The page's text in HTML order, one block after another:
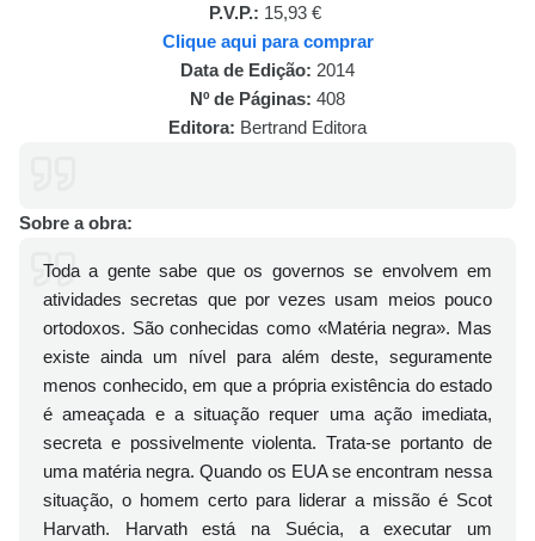
P.V.P.: 15,93 €
Clique aqui para comprar
Data de Edição: 2014
Nº de Páginas: 408
Editora: Bertrand Editora
Sobre a obra:
Toda a gente sabe que os governos se envolvem em
atividades secretas que por vezes usam meios pouco
ortodoxos. São conhecidas como «Matéria negra». Mas
existe ainda um nível para além deste, seguramente
menos conhecido, em que a própria existência do estado
é ameaçada e a situação requer uma ação imediata,
secreta e possivelmente violenta. Trata-se portanto de
uma matéria negra. Quando os EUA se encontram nessa
situação, o homem certo para liderar a missão é Scot
Harvath. Harvath está na Suécia, a executar um